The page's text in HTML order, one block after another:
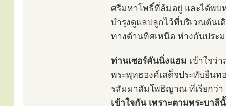
ศรีมหาโพธิ์ที่ล้มอยู่ และได้พ
บำรุงดูแลปลูกไว้ที่บริเวณต้นเ
ทางด้านทิศเหนือ ห่างกันปร
ท่านเซอร์คันนิ่งแฮม เข้าใจว่
พระพุทธองค์เสด็จประทับยืน
รสัมมาสัมโพธิญาณ ที่เรียกว่า
เข้าใจกัน เพราะตามพระบา